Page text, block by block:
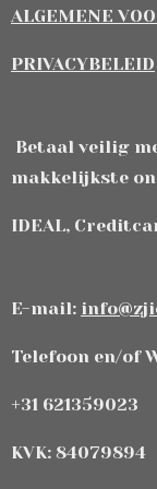
ALGEMENE
PRIVACYBELEID
Betaal veilig
makkelijkste
IDEAL,
E-mail:
Telefoon en/of
+31 621359023
KVK: 84079894